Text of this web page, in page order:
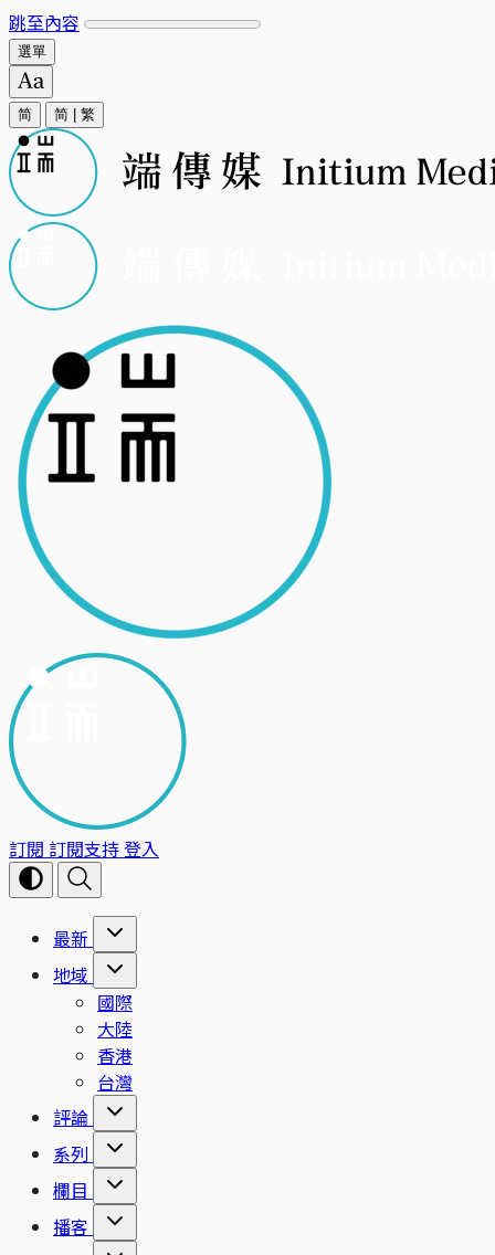
跳至內容
選單
简 简 繁
訂閱 訂閱支持登入
最新
地域
國際
大陸
香港
台灣
評論
系列
欄目
播客